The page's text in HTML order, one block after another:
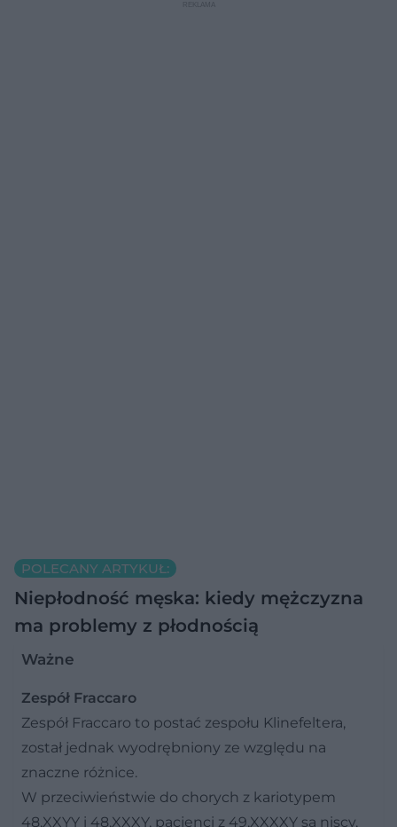
POLECANY ARTYKUŁ:
Niepłodność męska: kiedy mężczyzna
ma problemy z płodnością
Ważne
Zespół Fraccaro
Zespół Fraccaro to postać zespołu Klinefeltera,
został jednak wyodrębniony ze względu na
znaczne różnice.
W przeciwieństwie do chorych z kariotypem
48,XXYY i 48,XXXY, pacjenci z 49,XXXXY są niscy,